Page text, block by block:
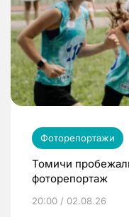
Фоторепортажи
Томичи
фоторепортаж
20:00 / 02.08.26